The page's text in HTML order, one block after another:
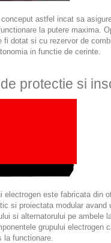
astfel incat sa
la putere maxima.
fi dotat si cu rezervor de
in functie de cerinte.
protectie si
electrogen este fabricata din
si proiectata modular avand
si alternatorului pe ambele
grupului electrogen
la functionare.